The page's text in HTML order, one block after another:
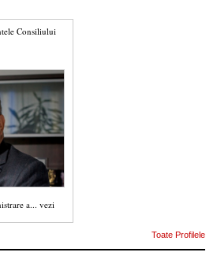
Consiliului
a... vezi
Toate Profilele